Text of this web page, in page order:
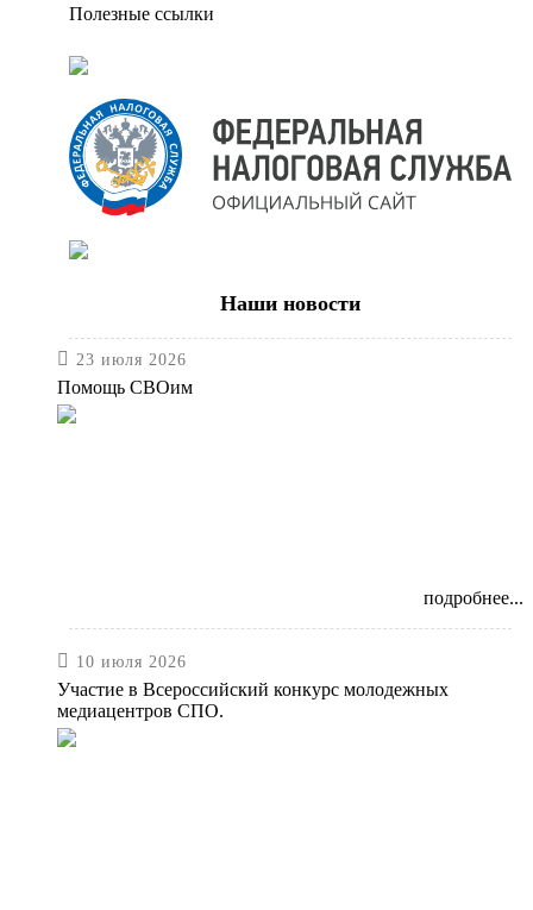
Полезные ссылки
Наши новости
 23 июля 2026
Помощь СВОим
подробнее...
 10 июля 2026
Участие в Всероссийский конкурс молодежных
медиацентров СПО.